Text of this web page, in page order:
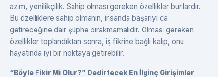
azim, yenilikçilik. Sahip olması gereken özellikler bunlardır.
Bu özelliklere sahip olmanın, insanda başarıyı da
getireceğine dair şüphe bırakmamalıdır. Olması gereken
özellikler toplandıktan sonra, iş fikrine bağlı kalıp, onu
hayatında iyi bir noktaya getirebilir.
“Böyle Fikir Mi Olur?” Dedirtecek En İlginç Girişimler